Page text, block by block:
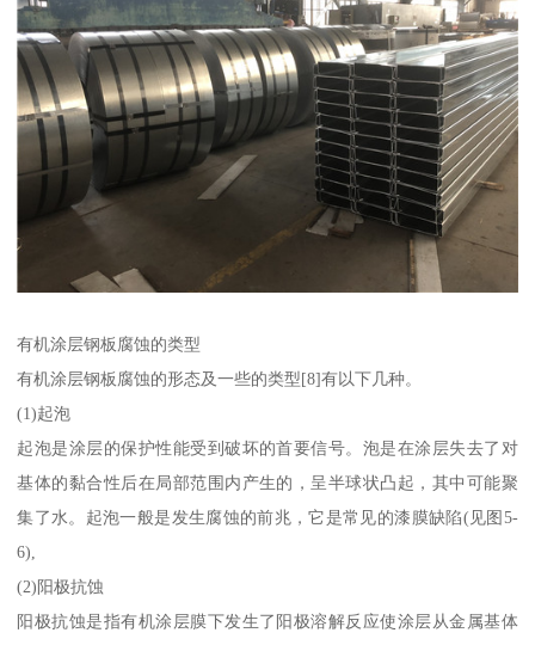
有机涂层钢板腐蚀的类型
有机涂层钢板腐蚀的形态及一些的类型[8]有以下几种。
(1)起泡
起泡是涂层的保护性能受到破坏的首要信号。泡是在涂层失去了对
基体的黏合性后在局部范围内产生的，呈半球状凸起，其中可能聚
集了水。起泡一般是发生腐蚀的前兆，它是常见的漆膜缺陷(见图5-
6),
(2)阳极抗蚀
阳极抗蚀是指有机涂层膜下发生了阳极溶解反应使涂层从金属基体